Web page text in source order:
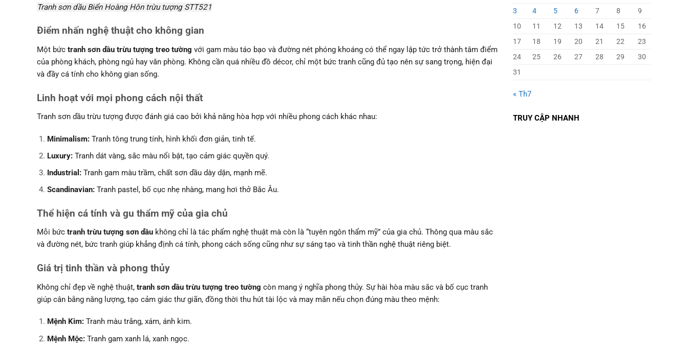
Tranh sơn dầu Biển Hoàng Hôn trừu tượng STT521
Điểm nhấn nghệ thuật cho không gian
Một bức tranh sơn dầu trừu tượng treo tường với gam màu táo bạo và đường nét phóng khoáng có thể ngay lập tức trở thành tâm điểm
của phòng khách, phòng ngủ hay văn phòng. Không cần quá nhiều đồ décor, chỉ một bức tranh cũng đủ tạo nên sự sang trọng, hiện đại
và đầy cá tính cho không gian sống.
Linh hoạt với mọi phong cách nội thất
Tranh sơn dầu trừu tượng được đánh giá cao bởi khả năng hòa hợp với nhiều phong cách khác nhau:
Minimalism:Tranh tông trung tính, hình khối đơn giản, tinh tế.
Luxury:Tranh dát vàng, sắc màu nổi bật, tạo cảm giác quyền quý.
Industrial:Tranh gam màu trầm, chất sơn dầu dày dặn, mạnh mẽ.
Scandinavian:Tranh pastel, bố cục nhẹ nhàng, mang hơi thở Bắc Âu.
Thể hiện cá tính và gu thẩm mỹ của gia chủ
Mỗi bức tranh trừu tượng sơn dầu không chỉ là tác phẩm nghệ thuật mà còn là “tuyên ngôn thẩm mỹ” của gia chủ. Thông qua màu sắc
và đường nét, bức tranh giúp khẳng định cá tính, phong cách sống cũng như sự sáng tạo và tinh thần nghệ thuật riêng biệt.
Giá trị tinh thần và phong thủy
Không chỉ đẹp về nghệ thuật, tranh sơn dầu trừu tượng treo tường còn mang ý nghĩa phong thủy. Sự hài hòa màu sắc và bố cục tranh
giúp cân bằng năng lượng, tạo cảm giác thư giãn, đồng thời thu hút tài lộc và may mắn nếu chọn đúng màu theo mệnh:
Mệnh Kim:Tranh màu trắng, xám, ánh kim.
Mệnh Mộc:Tranh gam xanh lá, xanh ngọc.
3
4 5 6 7 8
9
10
11 12 13 14 15
16
17
18 19 20 21 22
23
24
25 26 27 28 29
30
31
« Th7
TRUY CẬP NHANH